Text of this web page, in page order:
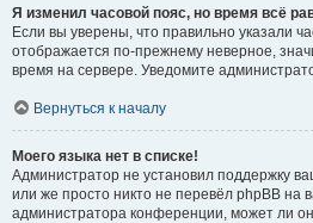
Я изменил часовой пояс, но время всё
Если вы уверены, что правильно указали
отображается по-прежнему неверное,
время на сервере. Уведомите
Вернуться к началу
Моего языка нет в списке!
Администратор не установил поддержку
или же просто никто не перевёл phpBB на
администратора конференции, может ли